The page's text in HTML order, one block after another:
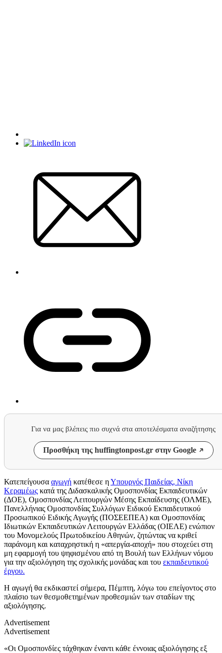
Για να μας βλέπεις πιο συχνά στα αποτελέσματα αναζήτησης
Προσθήκη της huffingtonpost.gr στην Google
Κατεπείγουσα αγωγή κατέθεσε ηΥπουργός Παιδείας, Νίκη
Κεραμέως κατά της Διδασκαλικής Ομοσπονδίας Εκπαιδευτικών
(ΔΟΕ), Ομοσπονδίας Λειτουργών Μέσης Εκπαίδευσης (ΟΛΜΕ),
Πανελλήνιας Ομοσπονδίας Συλλόγων Ειδικού Εκπαιδευτικού
Προσωπικού Ειδικής Αγωγής (ΠΟΣΕΕΠΕΑ) και Ομοσπονδίας
Ιδιωτικών Εκπαιδευτικών Λειτουργών Ελλάδας (ΟΙΕΛΕ) ενώπιον
του Μονομελούς Πρωτοδικείου Αθηνών, ζητώντας να κριθεί
παράνομη και καταχρηστική η «απεργία-αποχή» που στοχεύει στη
μη εφαρμογή του ψηφισμένου από τη Βουλή των Ελλήνων νόμου
για την αξιολόγηση της σχολικής μονάδας και του εκπαιδευτικού
έργου.
Η αγωγή θα εκδικαστεί σήμερα, Πέμπτη, λόγω του επείγοντος στο
πλαίσιο των θεσμοθετημένων προθεσμιών των σταδίων της
αξιολόγησης.
Advertisement
Advertisement
«Οι Ομοσπονδίες τάχθηκαν έναντι κάθε έννοιας αξιολόγησης εξ